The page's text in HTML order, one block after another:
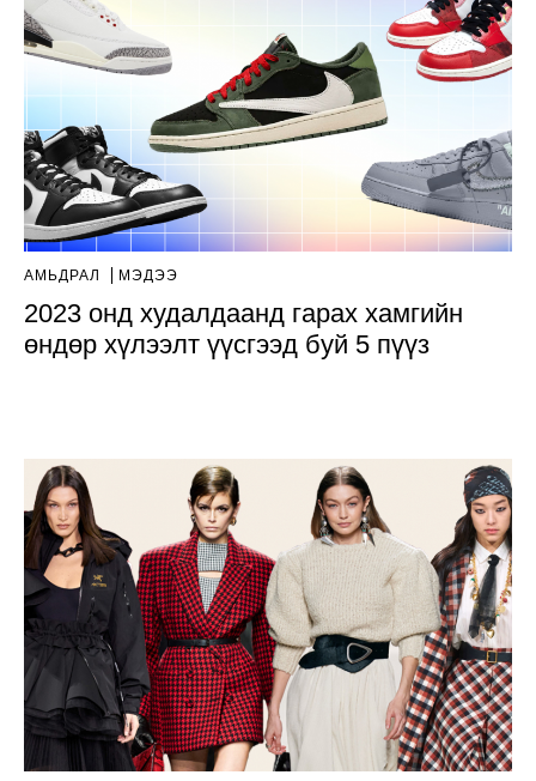
АМЬДРАЛ МЭДЭЭ
2023 онд худалдаанд гарах хамгийн
өндөр хүлээлт үүсгээд буй 5 пүүз